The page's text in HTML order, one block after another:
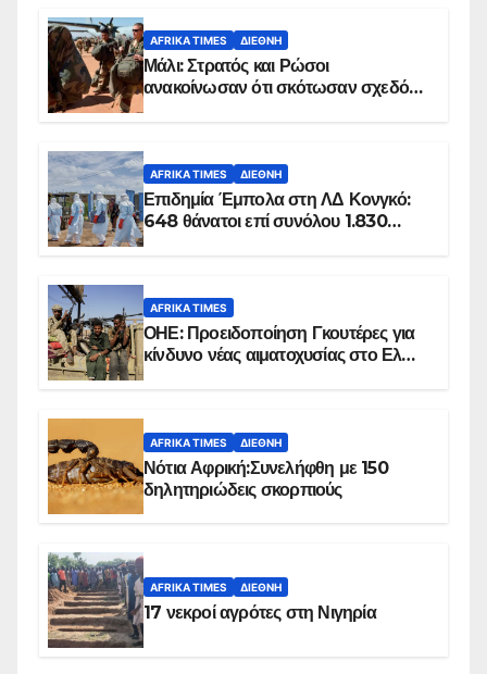
AFRIKA TIMES ΔΙΕΘΝΉ
Μάλι: Στρατός και Ρώσοι
ανακοίνωσαν ότι σκότωσαν σχεδόν
AFRIKA TIMES ΔΙΕΘΝΉ
Επιδημία Έμπολα στη ΛΔ Κονγκό:
648 θάνατοι επί συνόλου 1.830
AFRIKA TIMES
ΟΗΕ: Προειδοποίηση Γκουτέρες για
κίνδυνο νέας αιματοχυσίας στο Ελ
AFRIKA TIMES ΔΙΕΘΝΉ
Νότια Αφρική:Συνελήφθη με 150
δηλητηριώδεις σκορπιούς
AFRIKA TIMES ΔΙΕΘΝΉ
17 νεκροί αγρότες στη Νιγηρία